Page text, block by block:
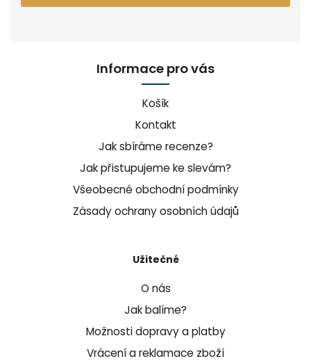
Informace pro vás
Košík
Kontakt
Jak sbíráme recenze?
Jak přistupujeme ke slevám?
Všeobecné obchodní podmínky
Zásady ochrany osobních údajů
Užitečné
O nás
Jak balíme?
Možnosti dopravy a platby
Vrácení a reklamace zboží